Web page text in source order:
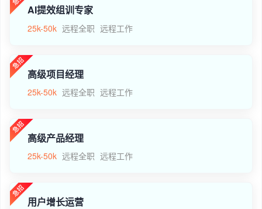
AI提效组训专家
25k-50k 远程全职 远程工作
高级项目经理
25k-50k 远程全职 远程工作
高级产品经理
25k-50k 远程全职 远程工作
用户增长运营